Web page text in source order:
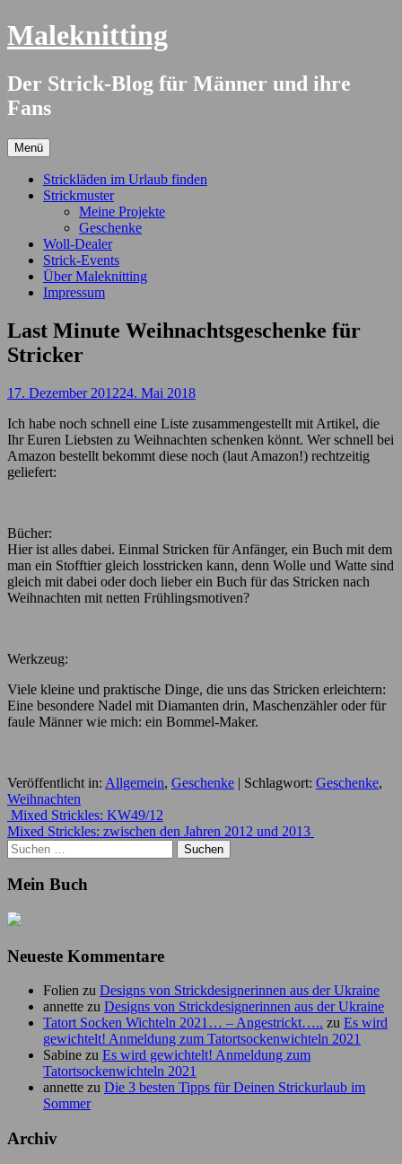
Springe
zum
Maleknitting
Der Strick-Blog für Männer und ihre
Fans
Menü
Strickläden im Urlaub finden
Strickmuster
Meine Projekte
Geschenke
Woll-Dealer
Strick-Events
Über Maleknitting
Impressum
Last Minute Weihnachtsgeschenke für
Stricker
17. Dezember 201224. Mai 2018
Ich habe noch schnell eine Liste zusammengestellt mit Artikel, die
Ihr Euren Liebsten zu Weihnachten schenken könnt. Wer schnell bei
Amazon bestellt bekommt diese noch (laut Amazon!) rechtzeitig
geliefert:
Bücher:
Hier ist alles dabei. Einmal Stricken für Anfänger, ein Buch mit dem
man ein Stofftier gleich losstricken kann, denn Wolle und Watte sind
gleich mit dabei oder doch lieber ein Buch für das Stricken nach
Weihnachten mit netten Frühlingsmotiven?
Werkzeug:
Viele kleine und praktische Dinge, die uns das Stricken erleichtern:
Eine besondere Nadel mit Diamanten drin, Maschenzähler oder für
faule Männer wie mich: ein Bommel-Maker.
Veröffentlicht in: Allgemein, Geschenke | Schlagwort: Geschenke,
Weihnachten
Beitrags-
Navigation
Mixed Strickles: KW49/12
Mixed Strickles: zwischen den Jahren 2012 und 2013
Suchen
nach:
Mein Buch
Neueste Kommentare
Folien zu Designs von Strickdesignerinnen aus der Ukraine
annette zu Designs von Strickdesignerinnen aus der Ukraine
Tatort Socken Wichteln 2021… – Angestrickt….. zu Es wird
gewichtelt! Anmeldung zum Tatortsockenwichteln 2021
Sabine zu Es wird gewichtelt! Anmeldung zum
Tatortsockenwichteln 2021
annette zu Die 3 besten Tipps für Deinen Strickurlaub im
Sommer
Archiv